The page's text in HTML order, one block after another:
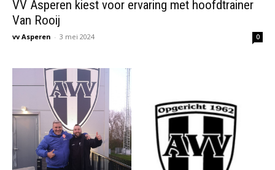
VV Asperen kiest voor ervaring met hoofdtrainer
Van Rooij
vv Asperen - 3 mei 2024 0